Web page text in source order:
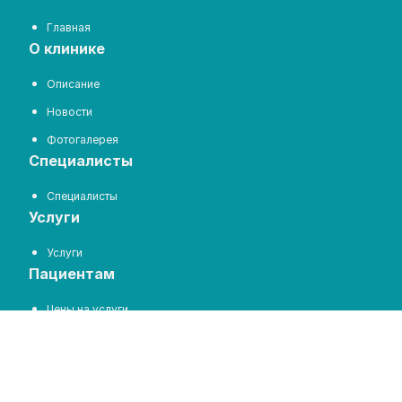
Главная
о клинике
Описание
Новости
Фотогалерея
специалисты
Специалисты
услуги
Услуги
пациентам
Цены на услуги